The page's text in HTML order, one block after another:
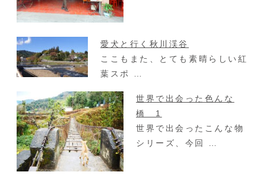
愛犬と行く秋川渓谷
ここもまた、とても素晴らしい紅
葉スポ …
世界で出会った色んな
橋 1
世界で出会ったこんな物
シリーズ、今回 …